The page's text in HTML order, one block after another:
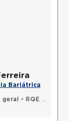
Bariátrica
•
RQE 70564 - Cirurgia do aparelho digestivo